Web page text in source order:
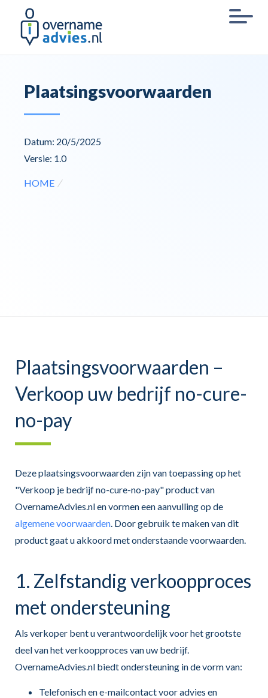
Plaatsingsvoorwaarden
Datum: 20/5/2025
Versie: 1.0
HOME /
Plaatsingsvoorwaarden –
Verkoop uw bedrijf no-cure-
no-pay
Deze plaatsingsvoorwaarden zijn van toepassing op het
"Verkoop je bedrijf no-cure-no-pay" product van
OvernameAdvies.nl en vormen een aanvulling op de
algemene voorwaarden . Door gebruik te maken van dit
product gaat u akkoord met onderstaande voorwaarden.
1. Zelfstandig verkoopproces
met ondersteuning
Als verkoper bent u verantwoordelijk voor het grootste
deel van het verkoopproces van uw bedrijf.
OvernameAdvies.nl biedt ondersteuning in de vorm van:
Telefonisch en e-mailcontact voor advies en